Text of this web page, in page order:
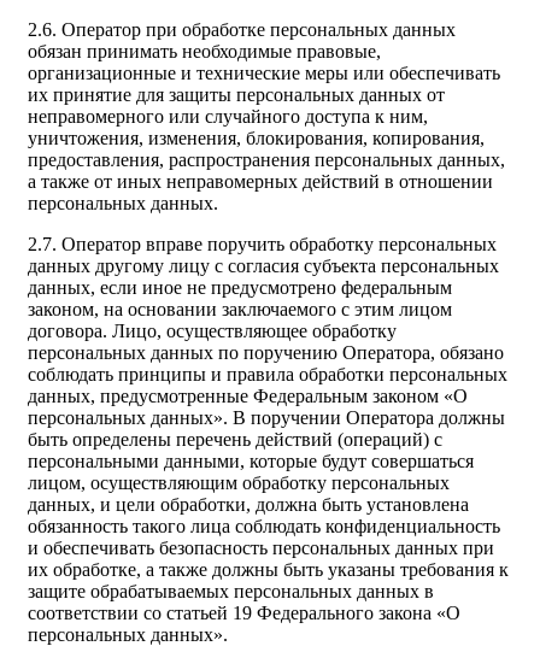
2.6. Оператор при обработке персональных данных
обязан принимать необходимые правовые,
организационные и технические меры или обеспечивать
их принятие для защиты персональных данных от
неправомерного или случайного доступа к ним,
уничтожения, изменения, блокирования, копирования,
предоставления, распространения персональных данных,
а также от иных неправомерных действий в отношении
персональных данных.
2.7. Оператор вправе поручить обработку персональных
данных другому лицу с согласия субъекта персональных
данных, если иное не предусмотрено федеральным
законом, на основании заключаемого с этим лицом
договора. Лицо, осуществляющее обработку
персональных данных по поручению Оператора, обязано
соблюдать принципы и правила обработки персональных
данных, предусмотренные Федеральным законом «О
персональных данных». В поручении Оператора должны
быть определены перечень действий (операций) с
персональными данными, которые будут совершаться
лицом, осуществляющим обработку персональных
данных, и цели обработки, должна быть установлена
обязанность такого лица соблюдать конфиденциальность
и обеспечивать безопасность персональных данных при
их обработке, а также должны быть указаны требования к
защите обрабатываемых персональных данных в
соответствии со статьей 19 Федерального закона «О
персональных данных».